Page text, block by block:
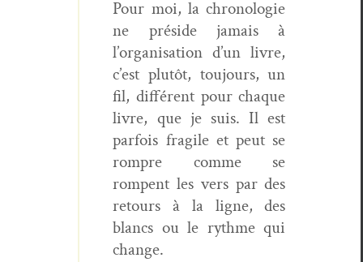
Pour moi, la chronolo­gie
ne pré­side jamais à
l’organisation d’un livre,
c’est plutôt, tou­jours, un
fil, dif­férent pour chaque
livre, que je suis. Il est
par­fois frag­ile et peut se
rompre comme se
rompent les vers par des
retours à la ligne, des
blancs ou le rythme qui
change.